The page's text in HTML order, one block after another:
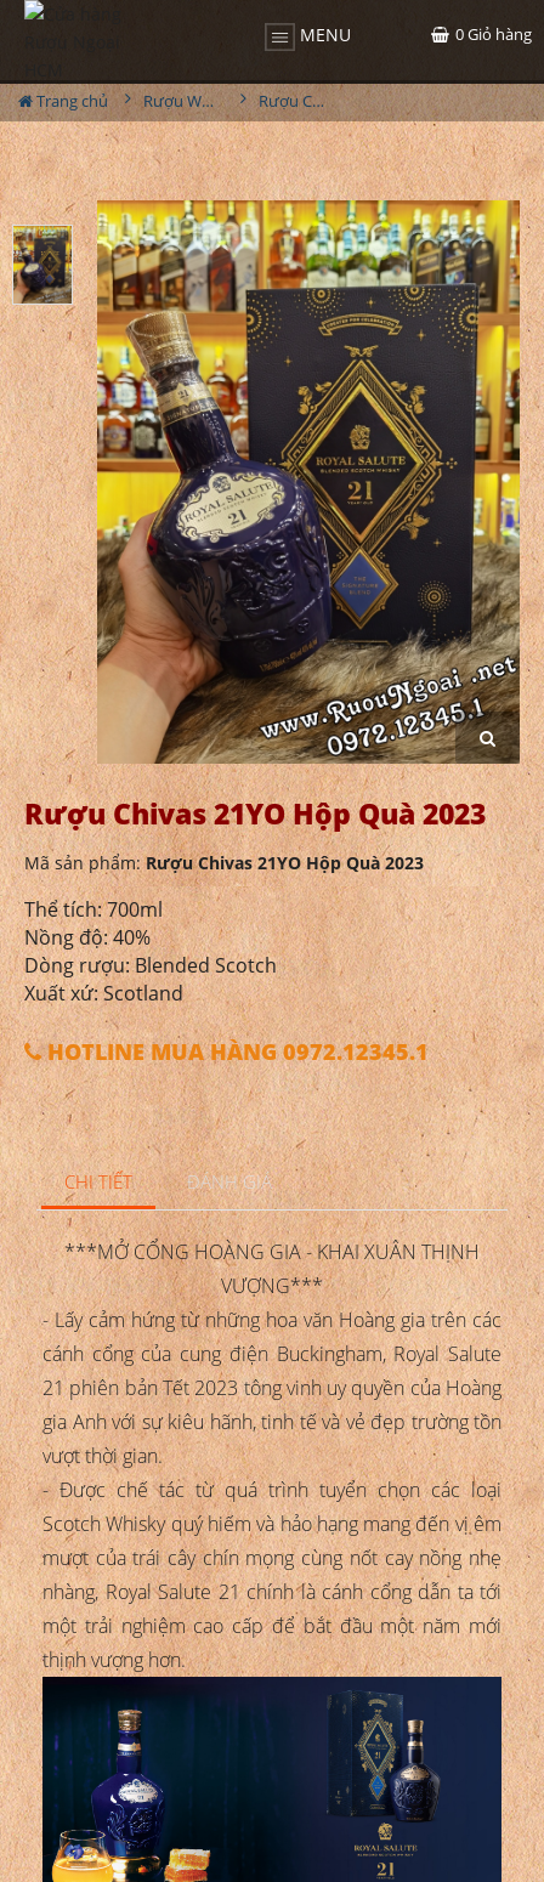
MENU 0Giỏ hàng
Trang chủ Rượu Whisky Rượu Chivas 21YO Hộp Quà 2023
Rượu Chivas 21YO Hộp Quà 2023
Mã sản phẩm:Rượu Chivas 21YO Hộp Quà 2023
Thể tích: 700ml
Nồng độ: 40%
Dòng rượu: Blended Scotch
Xuất xứ: Scotland
HOTLINE MUA HÀNG 0972.12345.1
CHI TIẾT ĐÁNH GIÁ
***MỞ CỔNG HOÀNG GIA - KHAI XUÂN THỊNH
VƯỢNG***
- Lấy cảm hứng từ những hoa văn Hoàng gia trên các
cánh cổng của cung điện Buckingham, Royal Salute
21 phiên bản Tết 2023 tông vinh uy quyền của Hoàng
gia Anh với sự kiêu hãnh, tinh tế và vẻ đẹp trường tồn
vượt thời gian.
- Được chế tác từ quá trình tuyển chọn các loại
Scotch Whisky quý hiếm và hảo hạng mang đến vị êm
mượt của trái cây chín mọng cùng nốt cay nồng nhẹ
nhàng, Royal Salute 21 chính là cánh cổng dẫn ta tới
một trải nghiệm cao cấp để bắt đầu một năm mới
thịnh vượng hơn.